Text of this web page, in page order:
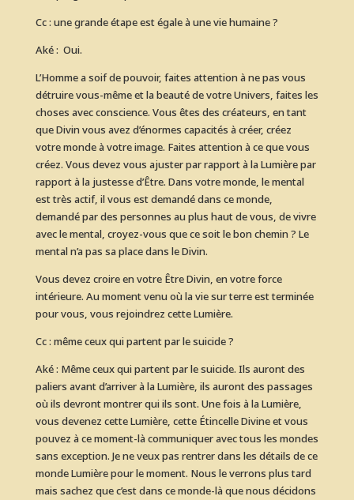
Cc : une grande étape est égale à une vie humaine ?
Aké : Oui.
L’Homme a soif de pouvoir, faites attention à ne pas vous
détruire vous-même et la beauté de votre Univers, faites les
choses avec conscience. Vous êtes des créateurs, en tant
que Divin vous avez d’énormes capacités à créer, créez
votre monde à votre image. Faites attention à ce que vous
créez. Vous devez vous ajuster par rapport à la Lumière par
rapport à la justesse d’Être. Dans votre monde, le mental
est très actif, il vous est demandé dans ce monde,
demandé par des personnes au plus haut de vous, de vivre
avec le mental, croyez-vous que ce soit le bon chemin ? Le
mental n’a pas sa place dans le Divin.
Vous devez croire en votre Être Divin, en votre force
intérieure. Au moment venu où la vie sur terre est terminée
pour vous, vous rejoindrez cette Lumière.
Cc : même ceux qui partent par le suicide ?
Aké : Même ceux qui partent par le suicide. Ils auront des
paliers avant d’arriver à la Lumière, ils auront des passages
où ils devront montrer qui ils sont. Une fois à la Lumière,
vous devenez cette Lumière, cette Étincelle Divine et vous
pouvez à ce moment-là communiquer avec tous les mondes
sans exception. Je ne veux pas rentrer dans les détails de ce
monde Lumière pour le moment. Nous le verrons plus tard
mais sachez que c’est dans ce monde-là que nous décidons